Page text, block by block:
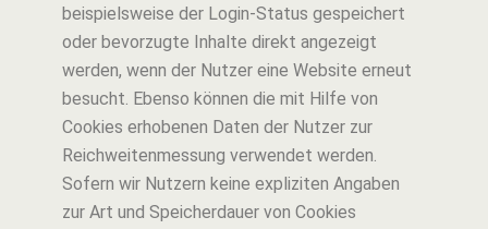
beispielsweise der Login-Status gespeichert
oder bevorzugte Inhalte direkt angezeigt
werden, wenn der Nutzer eine Website erneut
besucht. Ebenso können die mit Hilfe von
Cookies erhobenen Daten der Nutzer zur
Reichweitenmessung verwendet werden.
Sofern wir Nutzern keine expliziten Angaben
zur Art und Speicherdauer von Cookies